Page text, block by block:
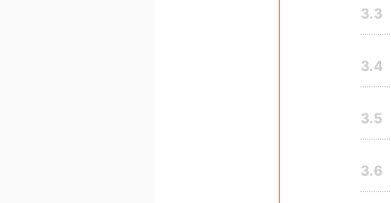
3.3
3.4
3.5
3.6